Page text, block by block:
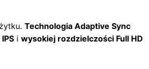
Technologia Adaptive Sync
i wysokiej rozdzielczości Full HD